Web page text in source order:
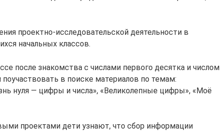
проектно-исследовательской деятельности в
начальных классов.
после знакомства с числами первого десятка и числом
в поиске материалов по темам:
нуля — цифры и числа», «Великолепные цифры», «Моё
проектами дети узнают, что сбор информации